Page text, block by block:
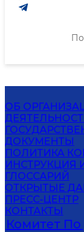
ОБ
ДОКУМЕНТЫ
ПОЛИТИКА
ИНСТРУКЦИЯ
ГЛОССАРИЙ
ОТКРЫТЫЕ
ПРЕСС-ЦЕНТР
КОНТАКТЫ
Комитет